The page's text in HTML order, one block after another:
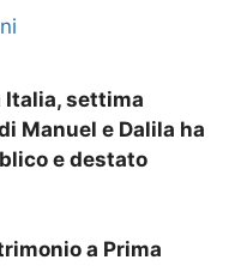
Italia, settima
Manuel e Dalila ha
e destato
a Prima